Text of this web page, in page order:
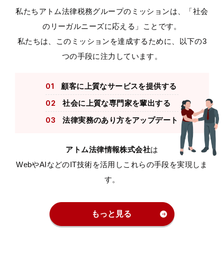
私たちアトム法律税務グループのミッションは、「社会
のリーガルニーズに応える」ことです。
私たちは、このミッションを達成するために、以下の3
つの手段に注力しています。
01 顧客に上質なサービスを提供する
02
社会に上質な専門家を輩出する
03
法律実務のあり方をアップデート
アトム法律情報株式会社は
WebやAIなどのIT技術を活用しこれらの手段を実現しま
す。
もっと見る